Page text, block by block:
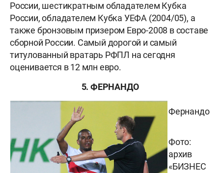
России, шестикратным обладателем Кубка
России, обладателем Кубка УЕФА (2004/05), а
также бронзовым призером Евро-2008 в составе
сборной России. Самый дорогой и самый
титулованный вратарь РФПЛ на сегодня
оценивается в 12 млн евро.
5. ФЕРНАНДО
Фернандо
Фото:
архив
«БИЗНЕС